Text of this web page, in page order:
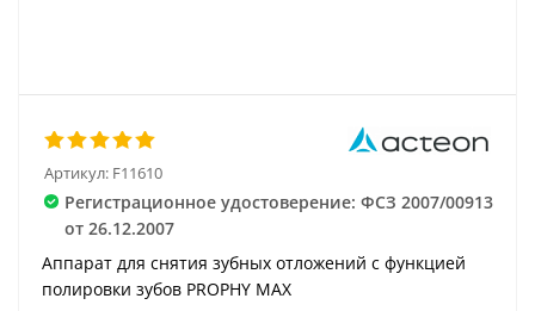
Артикул: F11610
Регистрационное удостоверение: ФСЗ 2007/00913
от 26.12.2007
Аппарат для снятия зубных отложений с функцией
полировки зубов PROPHY MAX